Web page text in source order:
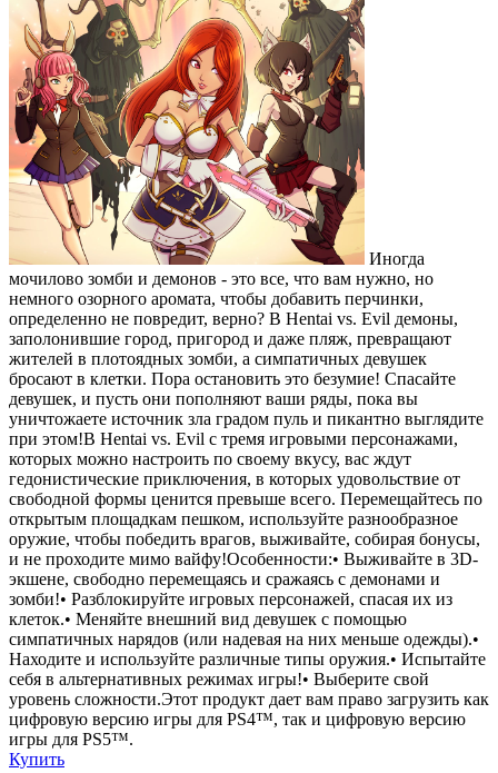
Иногда
мочилово зомби и демонов - это все, что вам нужно, но
немного озорного аромата, чтобы добавить перчинки,
определенно не повредит, верно? В Hentai vs. Evil демоны,
заполонившие город, пригород и даже пляж, превращают
жителей в плотоядных зомби, а симпатичных девушек
бросают в клетки. Пора остановить это безумие! Спасайте
девушек, и пусть они пополняют ваши ряды, пока вы
уничтожаете источник зла градом пуль и пикантно выглядите
при этом!В Hentai vs. Evil с тремя игровыми персонажами,
которых можно настроить по своему вкусу, вас ждут
гедонистические приключения, в которых удовольствие от
свободной формы ценится превыше всего. Перемещайтесь по
открытым площадкам пешком, используйте разнообразное
оружие, чтобы победить врагов, выживайте, собирая бонусы,
и не проходите мимо вайфу!Особенности:• Выживайте в 3D-
экшене, свободно перемещаясь и сражаясь с демонами и
зомби!• Разблокируйте игровых персонажей, спасая их из
клеток.• Меняйте внешний вид девушек с помощью
симпатичных нарядов (или надевая на них меньше одежды).•
Находите и используйте различные типы оружия.• Испытайте
себя в альтернативных режимах игры!• Выберите свой
уровень сложности.Этот продукт дает вам право загрузить как
цифровую версию игры для PS4™, так и цифровую версию
игры для PS5™.
Купить